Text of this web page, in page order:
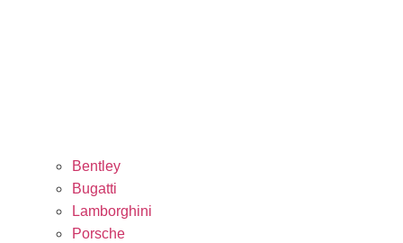
Bentley
Bugatti
Lamborghini
Porsche